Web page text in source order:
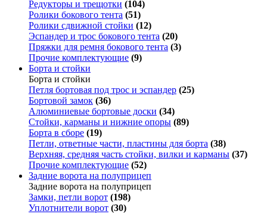
Редукторы и трещотки (104)
Ролики бокового тента (51)
Ролики сдвижной стойки (12)
Эспандер и трос бокового тента (20)
Пряжки для ремня бокового тента (3)
Прочие комплектующие (9)
Борта и стойки
Борта и стойки
Петля бортовая под трос и эспандер (25)
Бортовой замок (36)
Алюминиевые бортовые доски (34)
Стойки, карманы и нижние опоры (89)
Борта в сборе (19)
Петли, ответные части, пластины для борта (38)
Верхняя, средняя часть стойки, вилки и карманы (37)
Прочие комплектующие (52)
Задние ворота на полуприцеп
Задние ворота на полуприцеп
Замки, петли ворот (198)
Уплотнители ворот (30)